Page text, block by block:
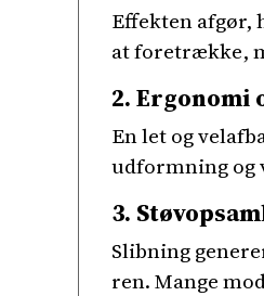
Effekten afgør,
at foretrække,
2. Ergonomi
En let og
udformning og
3.
Slibning
ren. Mange